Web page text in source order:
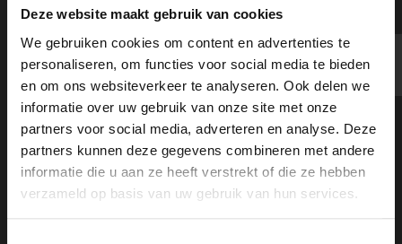
Deze website maakt gebruik van cookies
We gebruiken cookies om content en advertenties te
personaliseren, om functies voor social media te bieden
en om ons websiteverkeer te analyseren. Ook delen we
informatie over uw gebruik van onze site met onze
partners voor social media, adverteren en analyse. Deze
partners kunnen deze gegevens combineren met andere
informatie die u aan ze heeft verstrekt of die ze hebben
verzameld op basis van uw gebruik van hun services.
Kijk de hele uitzending